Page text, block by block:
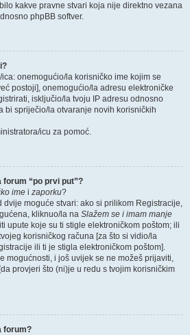
kakve pravne stvari koja nije direktno vezana
phpBB softver.
onemogućio/la korisničko ime kojim se
postoji], onemogućio/la adresu elektroničke
isključio/la tvoju IP adresu odnosno
bi spriječio/la otvaranje novih korisničkih
icu za pomoć.
“po prvi put”?
ime i zaporku?
moguće stvari: ako si prilikom Registracije,
kliknuo/la na Slažem se i imam manje
upute koje su ti stigle elektroničkom poštom; ili
korisničkog računa [za što si vidio/la
ili ti je stigla elektroničkom poštom].
mogućnosti, i još uvijek se ne možeš prijaviti,
provjeri što (ni)je u redu s tvojim korisničkim
forum?